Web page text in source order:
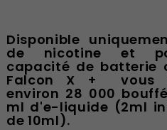
Disponible
de nicotine et
capacité de batterie
Falcon X + vous
environ 28 000
ml d'e-liquide (2ml
de 10ml).